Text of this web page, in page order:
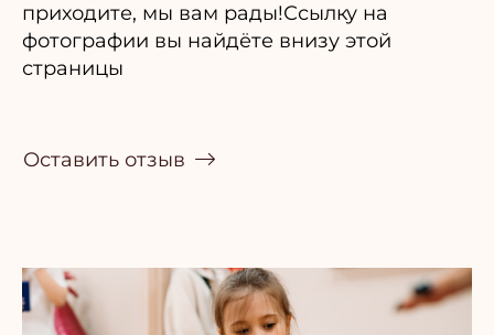
приходите, мы вам рады!Ссылку на
фотографии вы найдёте внизу этой
страницы
Оставить отзыв